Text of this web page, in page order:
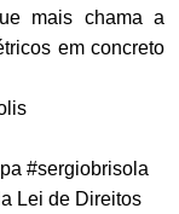
mais chama a
em concreto
#sergiobrisola
Lei de Direitos